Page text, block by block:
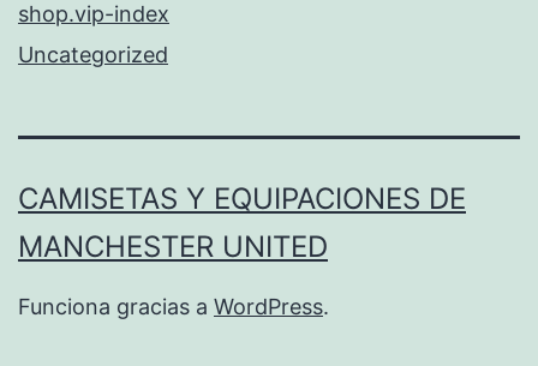
shop.vip-index
Uncategorized
CAMISETAS Y EQUIPACIONES DE
MANCHESTER UNITED
Funciona gracias a WordPress.